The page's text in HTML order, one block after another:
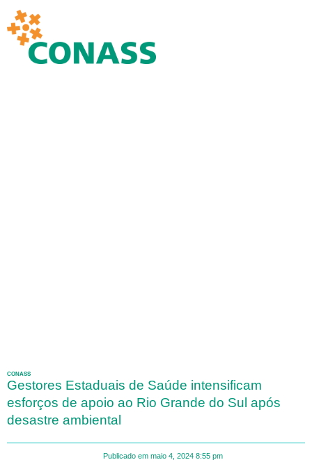
CONASS
Gestores Estaduais de Saúde intensificam
esforços de apoio ao Rio Grande do Sul após
desastre ambiental
Publicado em maio 4, 2024 8:55 pm